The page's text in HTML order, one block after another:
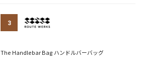
3
The Handlebar Bag ハンドルバーバッグ